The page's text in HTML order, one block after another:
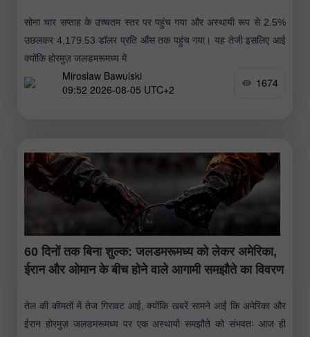
सोना चार सप्ताह के उच्चतम स्तर पर पहुंच गया और अस्थायी रूप से 2.5%
उछलकर 4,179.53 डॉलर प्रति औंस तक पहुंच गया। यह तेजी इसलिए आई
क्योंकि होरमुज़ जलडमरूमध्य में
Miroslaw Bawulski
09:52 2026-08-05 UTC+2
1674
60 दिनों तक बिना शुल्क: जलडमरूमध्य को लेकर अमेरिका,
ईरान और ओमान के बीच होने वाले आगामी समझौते का विवरण
तेल की कीमतों में तेज गिरावट आई, क्योंकि खबरें सामने आईं कि अमेरिका और
ईरान होरमुज़ जलडमरूमध्य पर एक अस्थायी समझौते को संभवतः आज ही